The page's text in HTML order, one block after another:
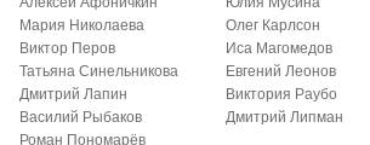
Мария Николаева
Виктор Перов
Татьяна Синельникова
Дмитрий Лапин
Василий Рыбаков
Роман Пономарёв
Олег Карлсон
Иса Магомедов
Евгений Леонов
Виктория Раубо
Дмитрий Липман